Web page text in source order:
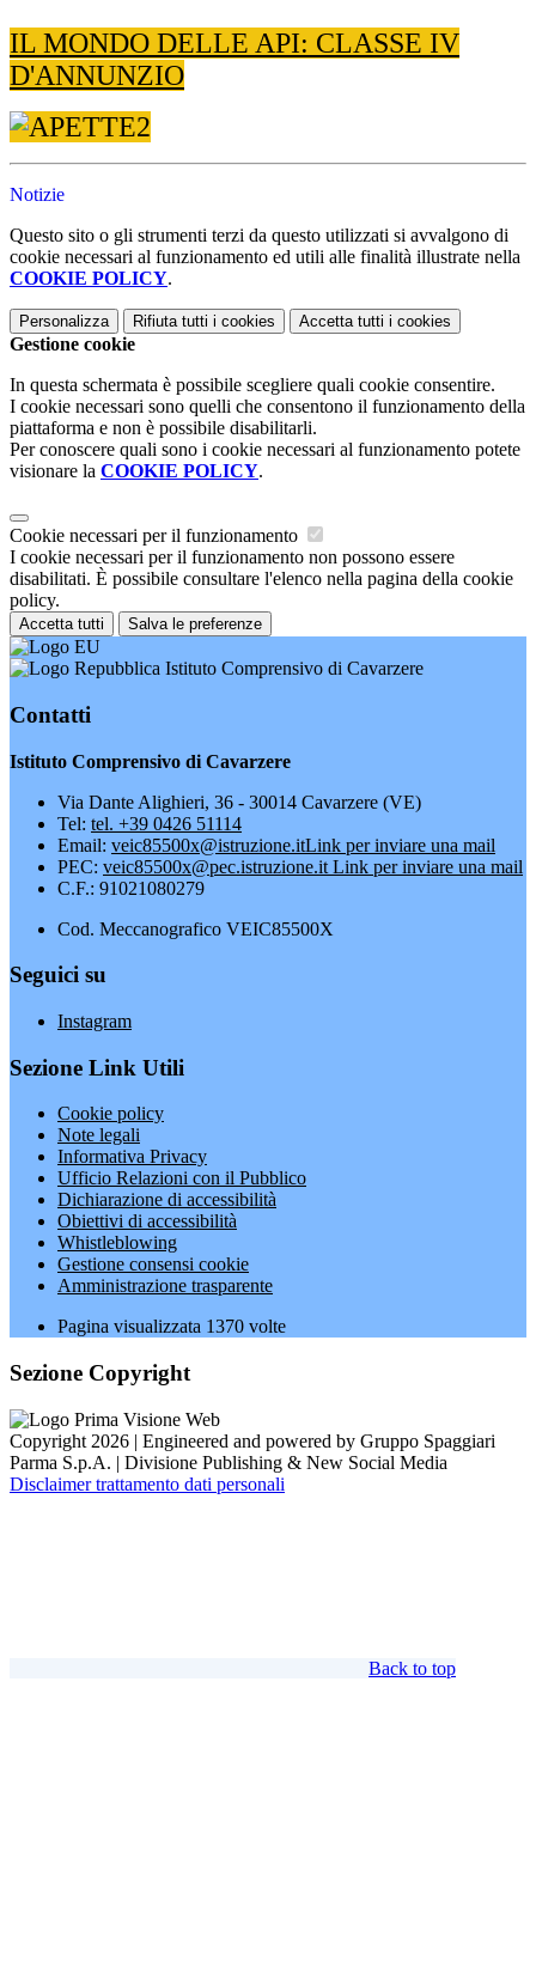
IL MONDO DELLE API: CLASSE IV
D'ANNUNZIO
Notizie
Questo sito o gli strumenti terzi da questo utilizzati si avvalgono di
cookie necessari al funzionamento ed utili alle finalità illustrate nella
COOKIE POLICY.
Personalizza Rifiuta tutti i cookies Accetta tutti i cookies
Gestione cookie
In questa schermata è possibile scegliere quali cookie consentire.
I cookie necessari sono quelli che consentono il funzionamento della
piattaforma e non è possibile disabilitarli.
Per conoscere quali sono i cookie necessari al funzionamento potete
visionare la COOKIE POLICY.
Cookie necessari per il funzionamento
I cookie necessari per il funzionamento non possono essere
disabilitati. È possibile consultare l'elenco nella pagina della cookie
policy.
Accetta tutti Salva le preferenze
Istituto Comprensivo di Cavarzere
Contatti
Istituto Comprensivo di Cavarzere
Via Dante Alighieri, 36 - 30014 Cavarzere (VE)
Tel: tel. +39 0426 51114
Email: veic85500x@istruzione.itLink per inviare una mail
PEC: veic85500x@pec.istruzione.it Link per inviare una mail
C.F.: 91021080279
Cod. Meccanografico VEIC85500X
Seguici su
Instagram
Sezione Link Utili
Cookie policy
Note legali
Informativa Privacy
Ufficio Relazioni con il Pubblico
Dichiarazione di accessibilità
Obiettivi di accessibilità
Whistleblowing
Gestione consensi cookie
Amministrazione trasparente
Pagina visualizzata 1370 volte
Sezione Copyright
Copyright 2026 | Engineered and powered by Gruppo Spaggiari
Parma S.p.A. | Divisione Publishing & New Social Media
Disclaimer trattamento dati personali
Back to top